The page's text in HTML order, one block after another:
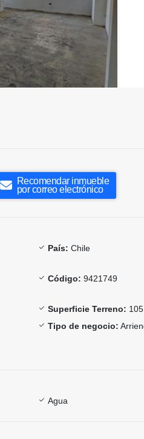
Recomendar inmueble
por correo electrónico
País: Chile
Código: 9421749
Superficie Terreno:
Tipo de negocio:
Agua